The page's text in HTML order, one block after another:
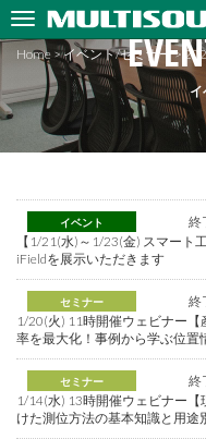
イ
Home >イベント/セミナー>
イベント
終
【1/21(水)～1/23(金) スマート
iFieldを展示いただきます
セミナー
終
1/20(火) 11時開催ウェビナー
率を最大化！事例から学ぶ位置
セミナー
終
1/14(水) 13時開催ウェビナー
けた測位方法の基本知識と用途